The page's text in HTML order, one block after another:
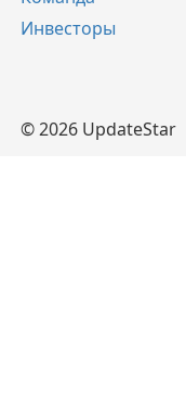
Инвесторы
© 2026 UpdateStar